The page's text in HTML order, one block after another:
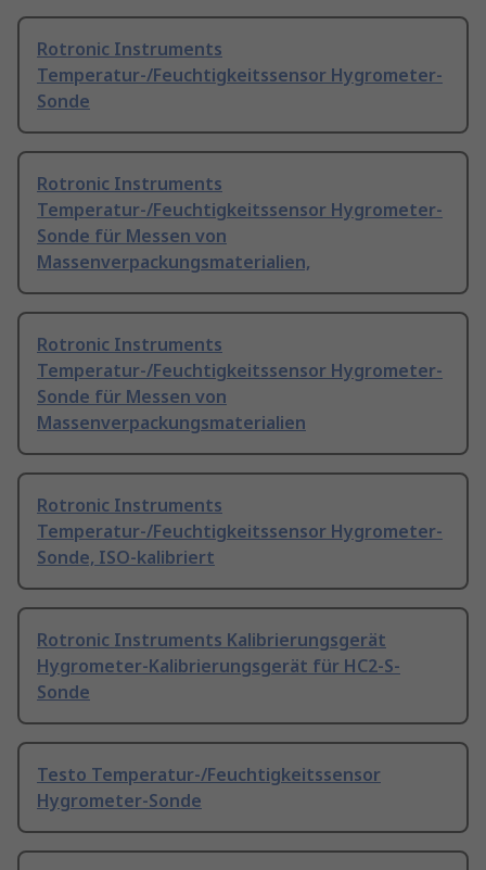
Rotronic Instruments
Temperatur-/Feuchtigkeitssensor Hygrometer-
Sonde
Rotronic Instruments
Temperatur-/Feuchtigkeitssensor Hygrometer-
Sonde für Messen von
Massenverpackungsmaterialien,
Rotronic Instruments
Temperatur-/Feuchtigkeitssensor Hygrometer-
Sonde für Messen von
Massenverpackungsmaterialien
Rotronic Instruments
Temperatur-/Feuchtigkeitssensor Hygrometer-
Sonde, ISO-kalibriert
Rotronic Instruments Kalibrierungsgerät
Hygrometer-Kalibrierungsgerät für HC2-S-
Sonde
Testo Temperatur-/Feuchtigkeitssensor
Hygrometer-Sonde